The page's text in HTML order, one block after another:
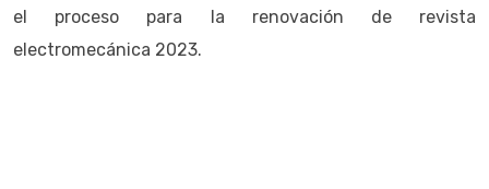
el proceso para la renovación de revista
electromecánica 2023.